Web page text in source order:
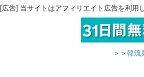
[広告] 当サイトはアフィリエイト広告を利用
＞＞韓流